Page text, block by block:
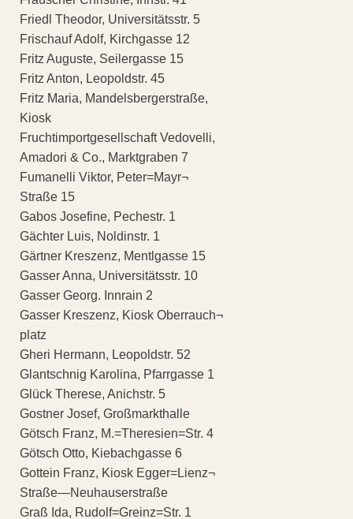
Friedl Theodor, Universitätsstr. 5
Frischauf Adolf, Kirchgasse 12
Fritz Auguste, Seilergasse 15
Fritz Anton, Leopoldstr. 45
Fritz Maria, Mandelsbergerstraße,
Kiosk
Fruchtimportgesellschaft Vedovelli,
Amadori & Co., Marktgraben 7
Fumanelli Viktor, Peter=Mayr¬
Straße 15
Gabos Josefine, Pechestr. 1
Gächter Luis, Noldinstr. 1
Gärtner Kreszenz, Mentlgasse 15
Gasser Anna, Universitätsstr. 10
Gasser Georg. Innrain 2
Gasser Kreszenz, Kiosk Oberrauch¬
platz
Gheri Hermann, Leopoldstr. 52
Glantschnig Karolina, Pfarrgasse 1
Glück Therese, Anichstr. 5
Gostner Josef, Großmarkthalle
Götsch Franz, M.=Theresien=Str. 4
Götsch Otto, Kiebachgasse 6
Gottein Franz, Kiosk Egger=Lienz¬
Straße—Neuhauserstraße
Graß Ida, Rudolf=Greinz=Str. 1